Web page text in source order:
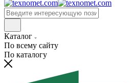
Каталог
По всему сайту
По каталогу